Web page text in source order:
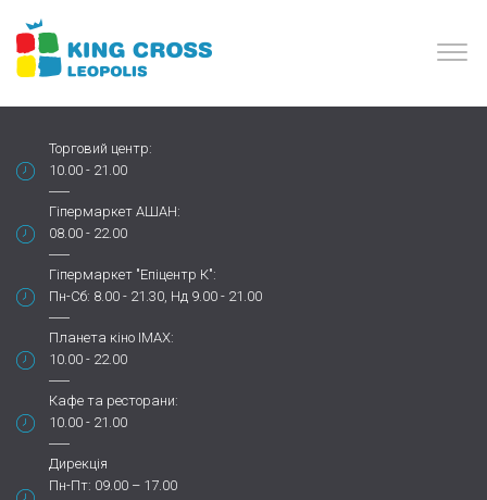
Торговий центр:
10.00 - 21.00
Гіпермаркет АШАН:
08.00 - 22.00
Гіпермаркет "Епіцентр К":
Пн-Сб: 8.00 - 21.30, Нд 9.00 - 21.00
Планета кіно IMAX:
10.00 - 22.00
Кафе та ресторани:
10.00 - 21.00
Дирекція
Пн-Пт: 09.00 – 17.00